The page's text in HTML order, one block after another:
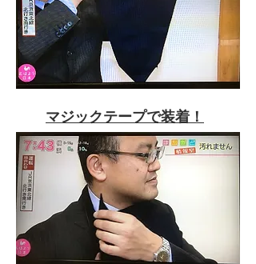
マジックテープで装着！